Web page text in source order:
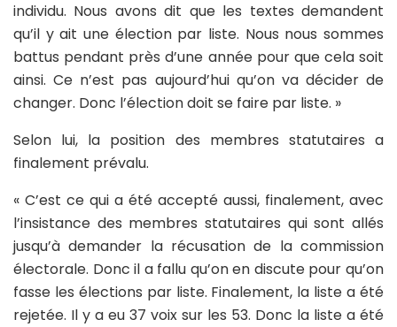
individu. Nous avons dit que les textes demandent
qu’il y ait une élection par liste. Nous nous sommes
battus pendant près d’une année pour que cela soit
ainsi. Ce n’est pas aujourd’hui qu’on va décider de
changer. Donc l’élection doit se faire par liste. »
Selon lui, la position des membres statutaires a
finalement prévalu.
« C’est ce qui a été accepté aussi, finalement, avec
l’insistance des membres statutaires qui sont allés
jusqu’à demander la récusation de la commission
électorale. Donc il a fallu qu’on en discute pour qu’on
fasse les élections par liste. Finalement, la liste a été
rejetée. Il y a eu 37 voix sur les 53. Donc la liste a été